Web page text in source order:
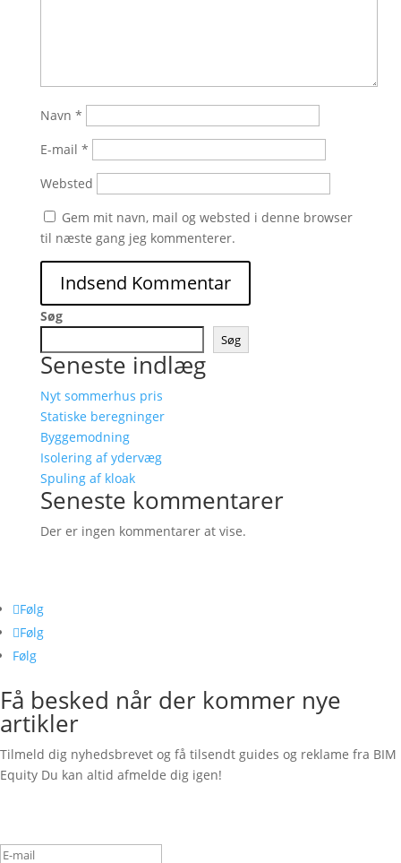
Navn *
E-mail *
Websted
Gem mit navn, mail og websted i denne browser
til næste gang jeg kommenterer.
Søg
Søg
Seneste indlæg
Nyt sommerhus pris
Statiske beregninger
Byggemodning
Isolering af ydervæg
Spuling af kloak
Seneste kommentarer
Der er ingen kommentarer at vise.
Følg
Følg
Følg
Få besked når der kommer nye
artikler
Tilmeld dig nyhedsbrevet og få tilsendt guides og reklame fra BIM
Equity Du kan altid afmelde dig igen!